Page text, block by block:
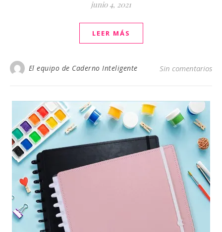
junio 4, 2021
LEER MÁS
El equipo de Caderno Inteligente Sin comentarios